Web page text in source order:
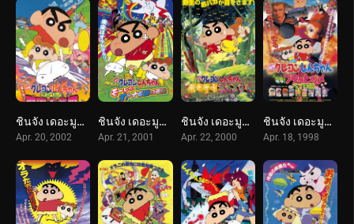
ชินจัง เดอะมูฟวี่ 10 ตอน ต้องไปช่วยเจ้าหญิงซะแล้ว (2002) Crayon Shin-chan: A Storm-invoking Splendor! The Battle of the Warring States
Apr. 20, 2002
ชินจัง เดอะมูฟวี่ 9 ตอน บุกถล่มอาณาจักรพวกผู้ใหญ่ (2001) Crayon Shin-chan: Storm-invoking Passion! The Adult Empire Strikes Back
Apr. 21, 2001
ชินจัง เดอะมูฟวี่ 8 ตอน ดิ้นรนบนเกาะร้าง (2000) Crayon Shin-chan: A Storm-invoking Jungle
Apr. 22, 2000
ชินจัง เดอะมูฟวี่ 6 ตอน ภารกิจลับสายฟ้าแล่บ! (1998) Crayon Shin-chan: Dengeki! Buta no Hizume Daisakusen
Apr. 18, 1998